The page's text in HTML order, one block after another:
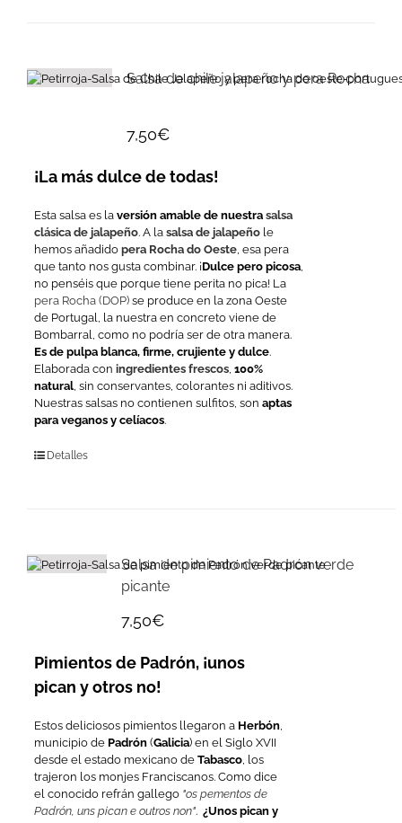
Salsa de chile jalapeño y pera Rocha
7,50€
¡La más dulce de todas!
Esta salsa es laversión amable de nuestrasalsa
clásica de jalapeño. A lasalsa de jalapeño le
hemos añadidopera Rocha do Oeste, esa pera
que tanto nos gusta combinar. ¡Dulce pero picosa,
no penséis que porque tiene perita no pica! La
pera Rocha (DOP) se produce en la zona Oeste
de Portugal, la nuestra en concreto viene de
Bombarral, como no podría ser de otra manera.
Es de pulpa blanca, firme, crujiente y dulce.
Elaborada coningredientes frescos,100%
natural, sin conservantes, colorantes ni aditivos.
Nuestras salsas no contienen sulfitos, sonaptas
para veganos y celíacos.
Detalles
Salsa de pimiento de Padrón verde
picante
7,50€
Pimientos de Padrón, ¡unos
pican y otros no!
Estos deliciosos pimientos llegaron a Herbón,
municipio de Padrón(Galicia) en el Siglo XVII
desde el estado mexicano de Tabasco, los
trajeron los monjes Franciscanos. Como dice
el conocido refrán gallego "os pementos de
Padrón, uns pican e outros non". ¿Unos pican y